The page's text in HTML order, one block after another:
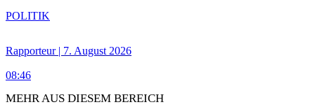
Rapporteur | 7. August 2026
08:46
POLITIK
MEHR AUS DIESEM BEREICH